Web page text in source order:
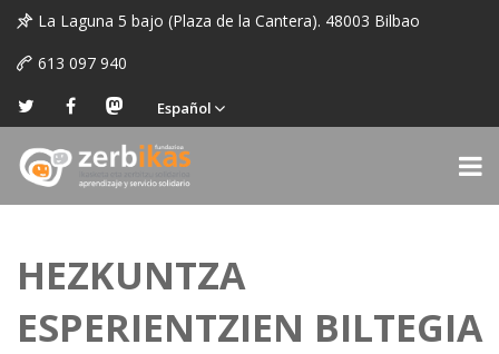
La Laguna 5 bajo (Plaza de la Cantera). 48003 Bilbao
613 097 940
Español
HEZKUNTZA
ESPERIENTZIEN BILTEGIA